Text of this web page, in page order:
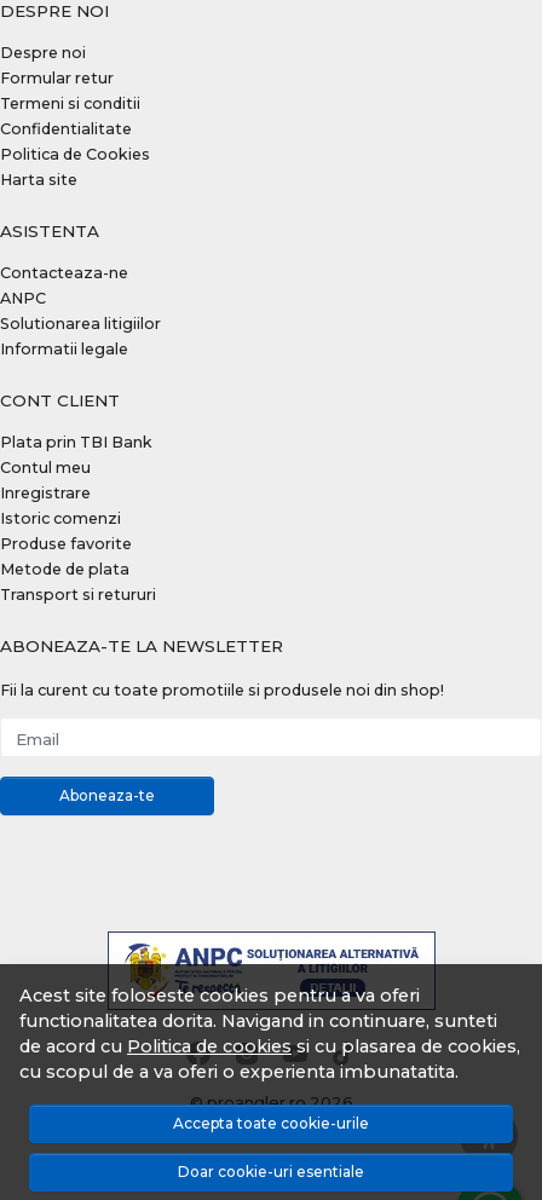
Acest site foloseste cookies pentru a va oferi
functionalitatea dorita. Navigand in continuare, sunteti
de acord cu Politica de cookiessi cu plasarea de cookies,
cu scopul de a va oferi o experienta imbunatatita.
Accepta toate cookie-urile
Doar cookie-uri esentiale
DESPRE NOI
Despre noi
Formular retur
Termeni si conditii
Confidentialitate
Politica de Cookies
Harta site
ASISTENTA
Contacteaza-ne
ANPC
Solutionarea litigiilor
Informatii legale
CONT CLIENT
Plata prin TBI Bank
Contul meu
Inregistrare
Istoric comenzi
Produse favorite
Metode de plata
Transport si retururi
ABONEAZA-TE LA NEWSLETTER
Fii la curent cu toate promotiile si produsele noi din shop!
Email
Aboneaza-te
© proangler.ro 2026
Magazin online creat cu MerchantPro